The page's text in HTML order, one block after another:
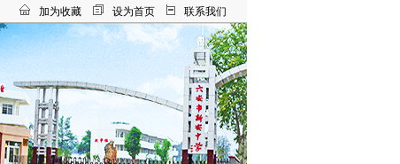
加为收藏 设为首页 联系我们